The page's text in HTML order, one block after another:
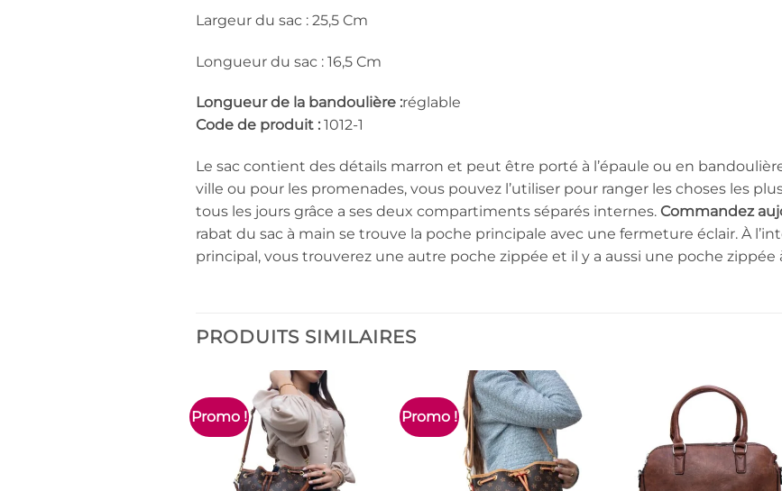
Largeur du sac : 25,5 Cm
Longueur du sac : 16,5 Cm
Longueur de la bandoulière :réglable
Code de produit : 1012-1
Le sac contient des détails marron et peut être porté à l’épaule ou en
ville ou pour les promenades, vous pouvez l’utiliser pour ranger les choses les
tous les jours grâce a ses deux compartiments séparés internes. Commandez
rabat du sac à main se trouve la poche principale avec une fermeture éclair. À
principal, vous trouverez une autre poche zippée et il y a aussi une poche zippée
PRODUITS SIMILAIRES
Promo ! Promo !